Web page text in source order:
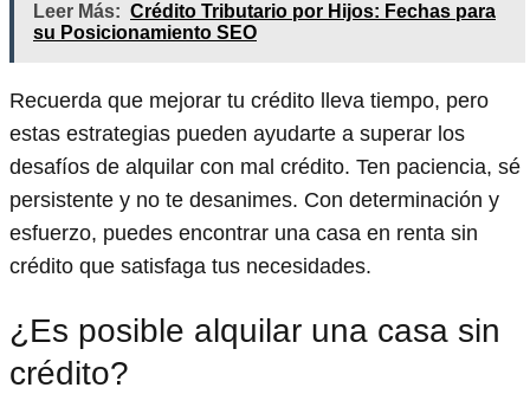
Leer Más: Crédito Tributario por Hijos: Fechas para
su Posicionamiento SEO
Recuerda que mejorar tu crédito lleva tiempo, pero
estas estrategias pueden ayudarte a superar los
desafíos de alquilar con mal crédito. Ten paciencia, sé
persistente y no te desanimes. Con determinación y
esfuerzo, puedes encontrar una casa en renta sin
crédito que satisfaga tus necesidades.
¿Es posible alquilar una casa sin
crédito?